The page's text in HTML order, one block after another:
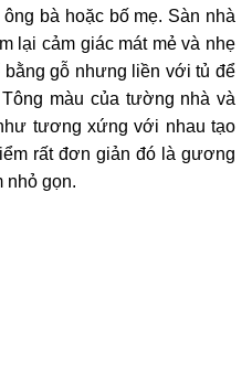
bà hoặc bố mẹ. Sàn nhà
lại cảm giác mát mẻ và nhẹ
gỗ nhưng liền với tủ để
màu của tường nhà và
tương xứng với nhau tạo
rất đơn giản đó là gương
nhỏ gọn.